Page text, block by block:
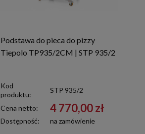
Podstawa do pieca do pizzy
Tiepolo TP935/2CM | STP 935/2
Kod
produktu:
STP 935/2
Cena netto: 4 770,00 zł
Dostępność: na zamówienie